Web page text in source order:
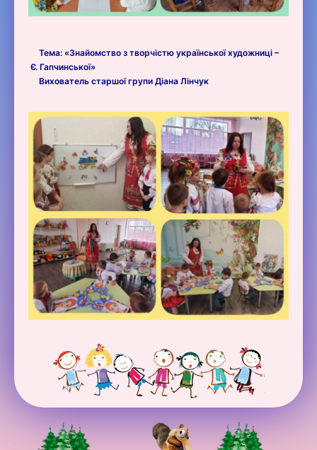
Тема: «Знайомство з творчістю української художниці –
Є. Гапчинської»
Вихователь старшої групи Діана Лінчук